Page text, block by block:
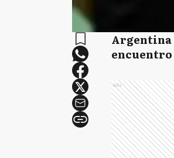
Argentina
encuentro
Ads